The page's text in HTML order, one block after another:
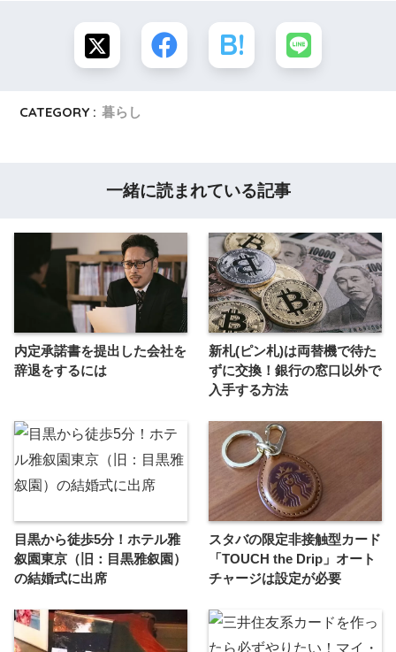
CATEGORY : 暮らし
一緒に読まれている記事
内定承諾書を提出した会社を
辞退をするには
新札(ピン札)は両替機で待た
ずに交換！銀行の窓口以外で
入手する方法
目黒から徒歩5分！ホテル雅
叙園東京（旧：目黒雅叙園）
の結婚式に出席
スタバの限定非接触型カード
「TOUCH the Drip」オート
チャージは設定が必要